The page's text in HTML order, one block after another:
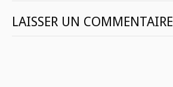
LAISSER UN COMMENTAIRE